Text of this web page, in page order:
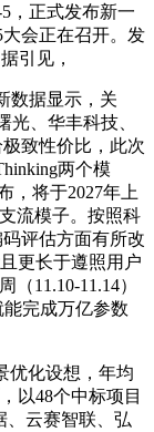
，正式发布新一
会正在召开。发
引见，
据显示，关
、华丰科技、
致性价比，此次
两个模
，将于2027年上
流模子。按照科
评估方面有所改
更长于遵照用户
11.10-11.14）
能完成万亿参数
化设想，年均
以48个中标项目
、云赛智联、弘